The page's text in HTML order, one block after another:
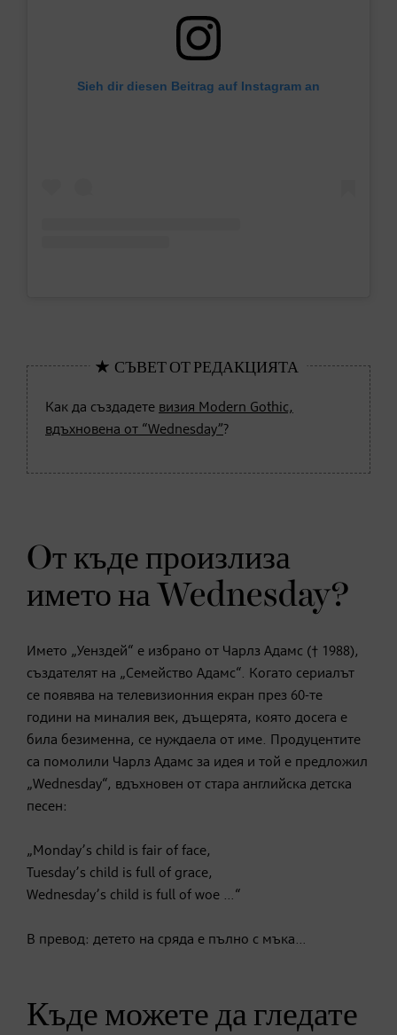
Sieh dir diesen Beitrag auf Instagram an
Как да създадете визия Modern Gothic,
вдъхновена от “Wednesday”?
Oт къде произлиза
името на Wednesday?
Името „Уенздей“ е избрано от Чарлз Адамс († 1988),
създателят на „Семейство Адамс“. Когато сериалът
се появява на телевизионния екран през 60-те
години на миналия век, дъщерята, която досега е
била безименна, се нуждаела от име. Продуцентите
са помолили Чарлз Адамс за идея и той е предложил
„Wednesday“, вдъхновен от стара английска детска
песен:
„Monday’s child is fair of face,
Tuesday’s child is full of grace,
Wednesday’s child is full of woe …“
В превод: детето на сряда е пълно с мъка…
Къде можете да гледате